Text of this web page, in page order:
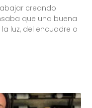
creando
que una buena
luz, del encuadre o